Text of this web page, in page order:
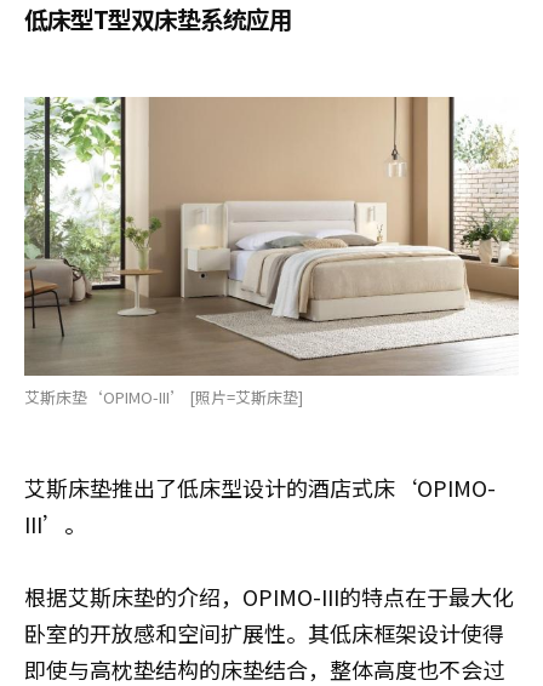
低床型T型双床垫系统应用
艾斯床垫‘OPIMO-III’ [照片=艾斯床垫]
艾斯床垫推出了低床型设计的酒店式床‘OPIMO-
III’。
根据艾斯床垫的介绍，OPIMO-III的特点在于最大化
卧室的开放感和空间扩展性。其低床框架设计使得
即使与高枕垫结构的床垫结合，整体高度也不会过